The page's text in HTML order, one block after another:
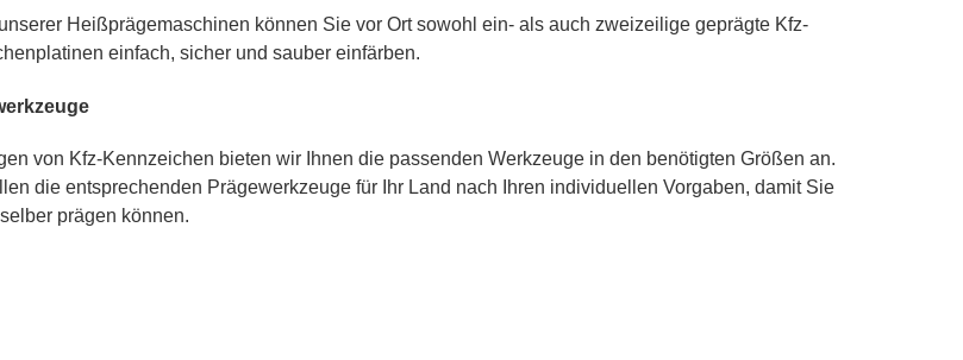
Heißprägemaschinen können Sie vor Ort sowohl ein- als auch zweizeilige geprägte Kfz-
einfach, sicher und sauber einfärben.
von Kfz-Kennzeichen bieten wir Ihnen die passenden Werkzeuge in den benötigten Größen an.
die entsprechenden Prägewerkzeuge für Ihr Land nach Ihren individuellen Vorgaben, damit Sie
prägen können.